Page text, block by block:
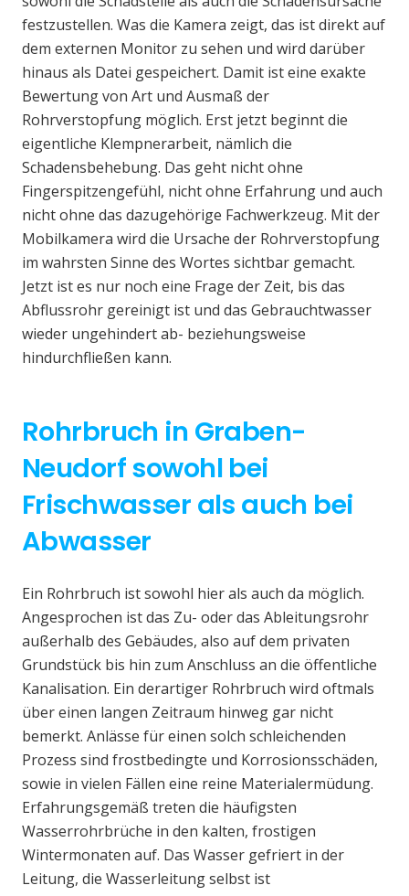
festzustellen. Was die Kamera zeigt, das ist direkt auf
dem externen Monitor zu sehen und wird darüber
hinaus als Datei gespeichert. Damit ist eine exakte
Bewertung von Art und Ausmaß der
Rohrverstopfung möglich. Erst jetzt beginnt die
eigentliche Klempnerarbeit, nämlich die
Schadensbehebung. Das geht nicht ohne
Fingerspitzengefühl, nicht ohne Erfahrung und auch
nicht ohne das dazugehörige Fachwerkzeug. Mit der
Mobilkamera wird die Ursache der Rohrverstopfung
im wahrsten Sinne des Wortes sichtbar gemacht.
Jetzt ist es nur noch eine Frage der Zeit, bis das
Abflussrohr gereinigt ist und das Gebrauchtwasser
wieder ungehindert ab- beziehungsweise
hindurchfließen kann.
Rohrbruch in Graben-
Neudorf sowohl bei
Frischwasser als auch bei
Abwasser
Ein Rohrbruch ist sowohl hier als auch da möglich.
Angesprochen ist das Zu- oder das Ableitungsrohr
außerhalb des Gebäudes, also auf dem privaten
Grundstück bis hin zum Anschluss an die öffentliche
Kanalisation. Ein derartiger Rohrbruch wird oftmals
über einen langen Zeitraum hinweg gar nicht
bemerkt. Anlässe für einen solch schleichenden
Prozess sind frostbedingte und Korrosionsschäden,
sowie in vielen Fällen eine reine Materialermüdung.
Erfahrungsgemäß treten die häufigsten
Wasserrohrbrüche in den kalten, frostigen
Wintermonaten auf. Das Wasser gefriert in der
Leitung, die Wasserleitung selbst ist